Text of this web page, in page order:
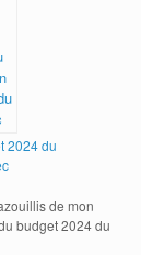
2024 du
de mon
budget 2024 du